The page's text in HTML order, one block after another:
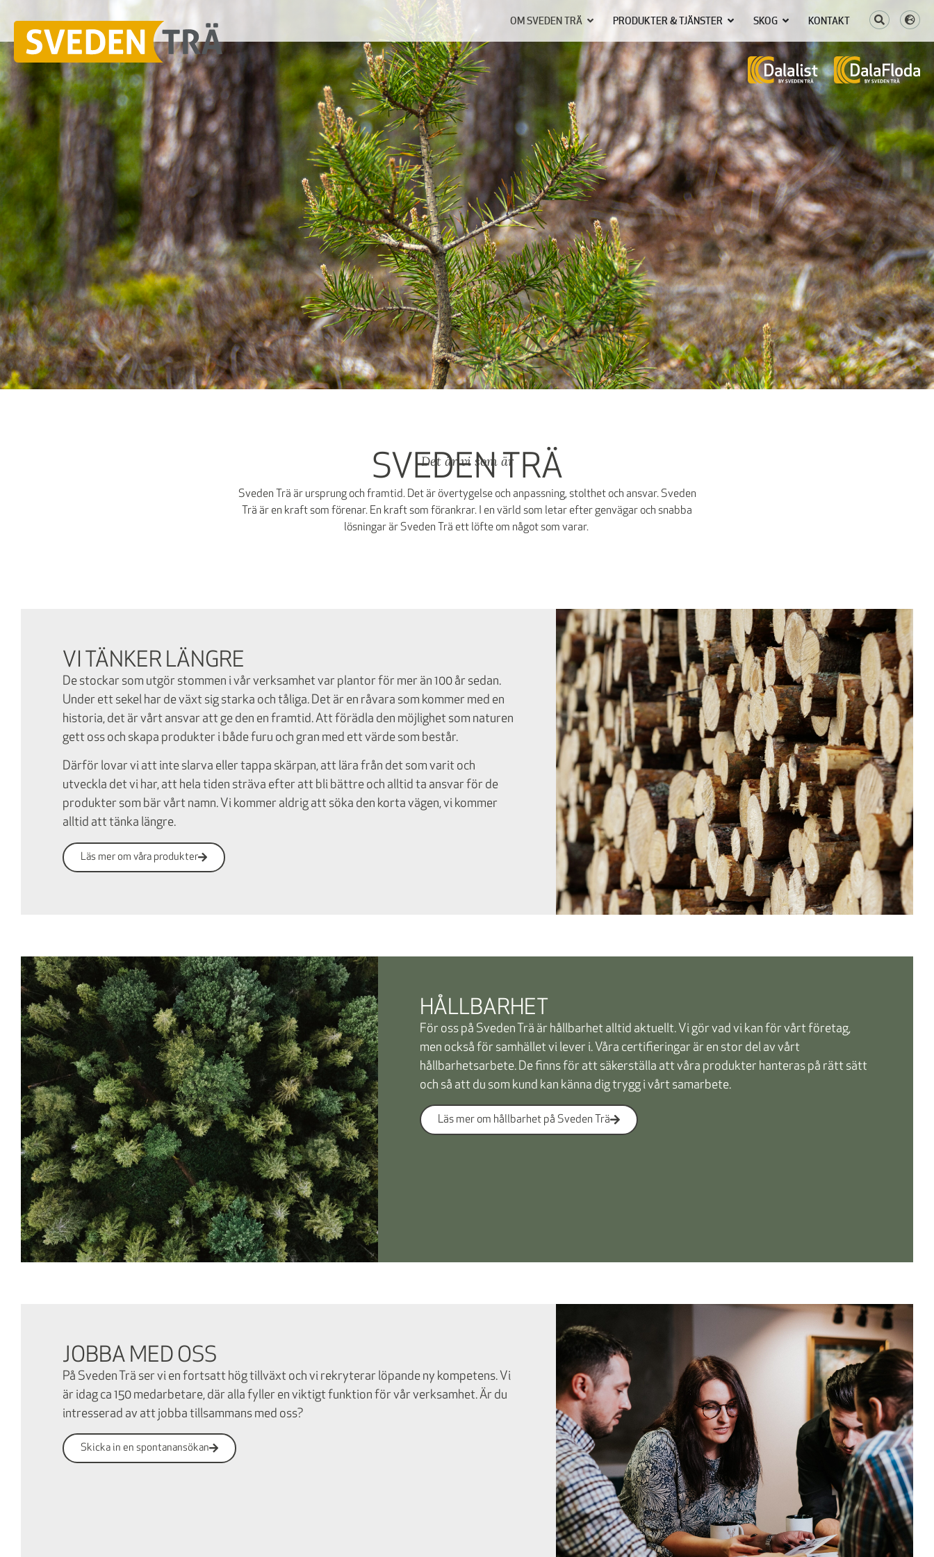
OM SVEDEN TRÄ PRODUKTER & TJÄNSTER SKOG KONTAKT
Det är vi som är
SVEDEN TRÄ
Sveden Trä är ursprung och framtid. Det är övertygelse och anpassning, stolthet och ansvar. Sveden
Trä är en kraft som förenar. En kraft som förankrar. I en värld som letar efter genvägar och snabba
lösningar är Sveden Trä ett löfte om något som varar.
VI TÄNKER LÄNGRE
De stockar som utgör stommen i vår verksamhet var plantor för mer än 100 år sedan.
Under ett sekel har de växt sig starka och tåliga. Det är en råvara som kommer med en
historia, det är vårt ansvar att ge den en framtid. Att förädla den möjlighet som naturen
gett oss och skapa produkter i både furu och gran med ett värde som består.
Därför lovar vi att inte slarva eller tappa skärpan, att lära från det som varit och
utveckla det vi har, att hela tiden sträva efter att bli bättre och alltid ta ansvar för de
produkter som bär vårt namn. Vi kommer aldrig att söka den korta vägen, vi kommer
alltid att tänka längre.
Läs mer om våra produkter
HÅLLBARHET
För oss på Sveden Trä är hållbarhet alltid aktuellt. Vi gör vad vi kan för vårt företag,
men också för samhället vi lever i. Våra certifieringar är en stor del av vårt
hållbarhetsarbete. De finns för att säkerställa att våra produkter hanteras på rätt sätt
och så att du som kund kan känna dig trygg i vårt samarbete.
Läs mer om hållbarhet på Sveden Trä
JOBBA MED OSS
På Sveden Trä ser vi en fortsatt hög tillväxt och vi rekryterar löpande ny kompetens. Vi
är idag ca 150 medarbetare, där alla fyller en viktigt funktion för vår verksamhet. Är du
intresserad av att jobba tillsammans med oss?
Skicka in en spontanansökan